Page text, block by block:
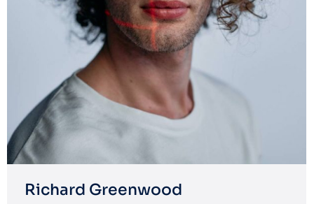
Richard Greenwood